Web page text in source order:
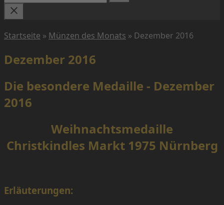
Startseite » Münzen des Monats » Dezember 2016
Dezember 2016
Die besondere Medaille - Dezember
2016
Weihnachtsmedaille
Christkindles Markt 1975 Nürnberg
Erläuterungen: